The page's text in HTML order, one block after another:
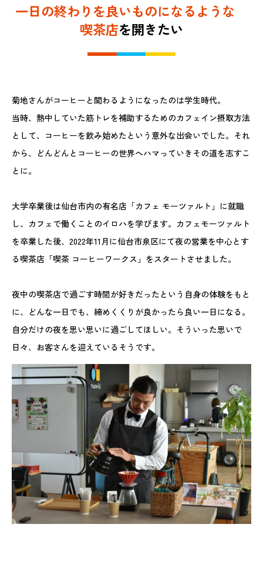
一日の終わりを良いものになるような
喫茶店を開きたい
菊地さんがコーヒーと関わるようになったのは学生時代。
当時、熱中していた筋トレを補助するためのカフェイン摂取方法
として、コーヒーを飲み始めたという意外な出会いでした。それ
から、どんどんとコーヒーの世界へハマっていきその道を志すこ
とに。
大学卒業後は仙台市内の有名店「カフェ モーツァルト」に就職
し、カフェで働くことのイロハを学びます。カフェモーツァルト
を卒業した後、2022年11月に仙台市泉区にて夜の営業を中心とす
る喫茶店「喫茶 コーヒーワークス」をスタートさせました。
夜中の喫茶店で過ごす時間が好きだったという自身の体験をもと
に、どんな一日でも、締めくくりが良かったら良い一日になる。
自分だけの夜を思い思いに過ごしてほしい。そういった思いで
日々、お客さんを迎えているそうです。